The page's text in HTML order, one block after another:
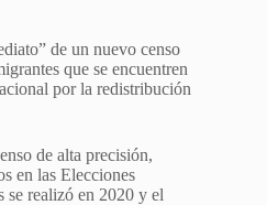
de un nuevo censo
que se encuentren
por la redistribución
de alta precisión,
en las Elecciones
se realizó en 2020 y el